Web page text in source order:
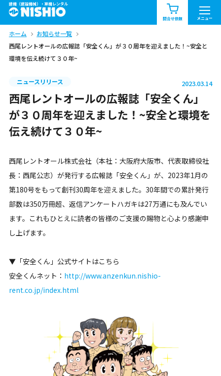
建機（建設機械）・重機レンタル
問合せ依頼 メニュー
商品一覧 お知らせ一覧
問合せ依頼リスト
北海道 関東
中部 関西 中国・四国
九州・沖縄（外部）
ホーム
お知らせ一覧
西尾レントオールの広報誌「安全くん」が３０周年を迎えました！~安全と
環境を伝え続けて３０年~
ニュースリリース 2023.03.14
西尾レントオールの広報誌「安全くん」
が３０周年を迎えました！~安全と環境を
伝え続けて３０年~
西尾レントオール株式会社（本社：大阪府大阪市、代表取締役社
長：西尾公志）が発行する広報誌「安全くん」が、2023年1月の
第180号をもって創刊30周年を迎えました。30年間での累計発行
部数は350万冊超、返信アンケートハガキは27万通にも及んでい
ます。これもひとえに読者の皆様のご支援の賜物と心より感謝申
し上げます。
▼「安全くん」公式サイトはこちら
安全くんネット： http://www.anzenkun.nishio-
rent.co.jp/index.html